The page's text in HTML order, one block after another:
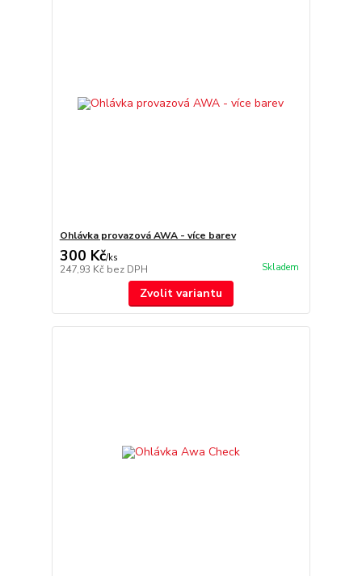
Ohlávka provazová AWA - více barev
300 Kč/ks
247,93 Kč bez DPH Skladem
Zvolit variantu